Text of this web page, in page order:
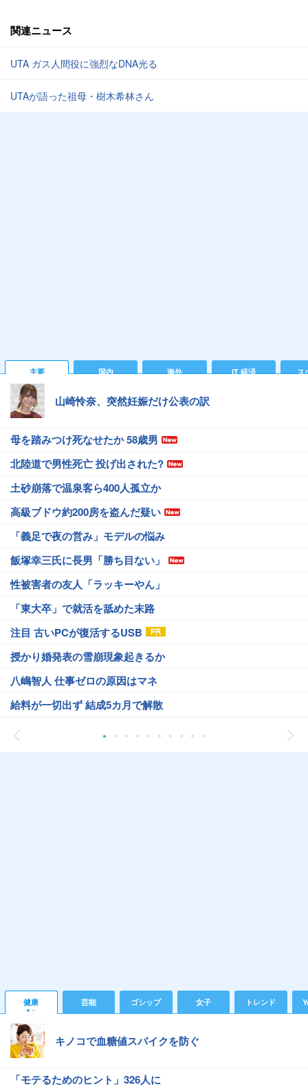
関連ニュース
UTA ガス人間役に強烈なDNA光る
UTAが語った祖母・樹木希林さん
主要 国内 海外 IT 経済 ス
山崎怜奈、突然妊娠だけ公表の訳
母を踏みつけ死なせたか 58歳男
北陸道で男性死亡 投げ出された?
土砂崩落で温泉客ら400人孤立か
高級ブドウ約200房を盗んだ疑い
「義足で夜の営み」モデルの悩み
飯塚幸三氏に長男「勝ち目ない」
性被害者の友人「ラッキーやん」
「東大卒」で就活を舐めた末路
注目 古いPCが復活するUSB
授かり婚発表の雪崩現象起きるか
八嶋智人 仕事ゼロの原因はマネ
給料が一切出ず 結成5カ月で解散
健康 芸能 ゴシップ 女子 トレンド
キノコで血糖値スパイクを防ぐ
「モテるためのヒント」326人に